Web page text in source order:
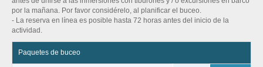
por la mañana. Por favor considérelo, al planificar el buceo.
- La reserva en línea es posible hasta 72 horas antes del inicio de la
actividad.
Paquetes de buceo